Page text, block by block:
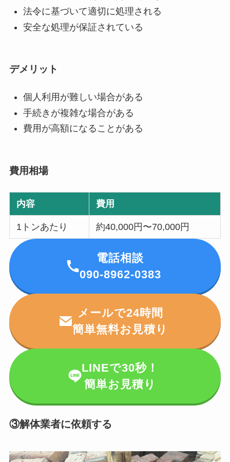
法令に基づいて適切に処理される
安全な処理が保証されている
デメリット
個人利用が難しい場合がある
手続きが複雑な場合がある
費用が高額になることがある
費用相場
内容 費用
1トンあたり 約40,000円〜70,000円
電話相談
090-8962-0383
メールで24時間
簡単無料お見積り
LINEで30秒！
簡単お見積り
③解体業者に依頼する